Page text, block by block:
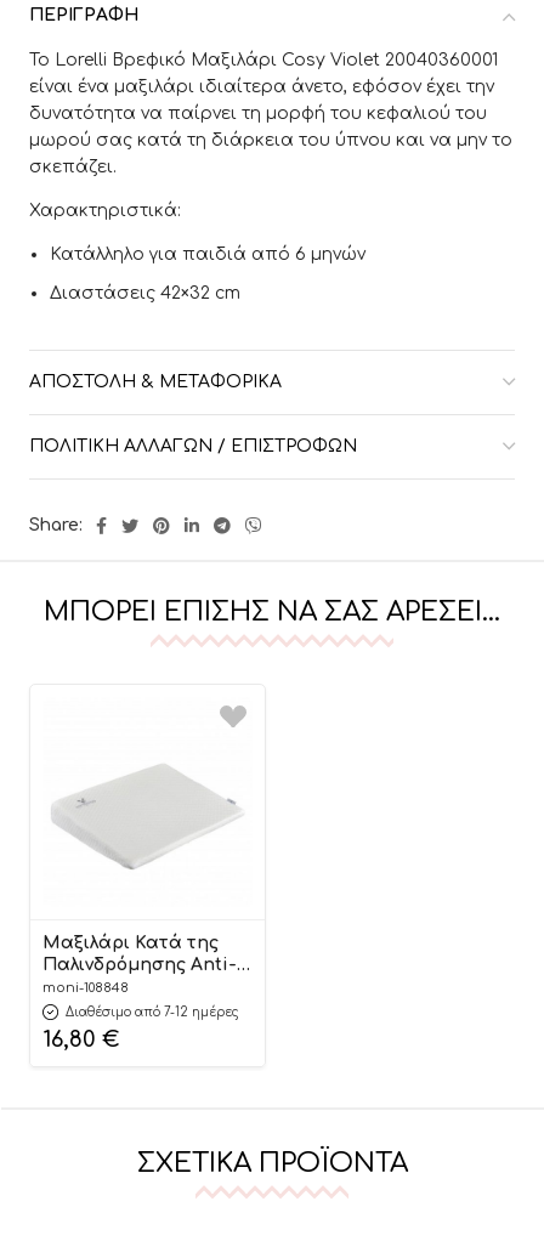
ΠΕΡΙΓΡΑΦΉ
Το Lorelli Βρεφικό Μαξιλάρι Cosy Violet 20040360001
είναι ένα μαξιλάρι ιδιαίτερα άνετο, εφόσον έχει την
δυνατότητα να παίρνει τη μορφή του κεφαλιού του
μωρού σας κατά τη διάρκεια του ύπνου και να μην το
σκεπάζει.
Χαρακτηριστικά:
Κατάλληλο για παιδιά από 6 μηνών
Διαστάσεις 42×32 cm
ΑΠΟΣΤΟΛΉ & ΜΕΤΑΦΟΡΙΚΆ
ΠΟΛΙΤΙΚΉ ΑΛΛΑΓΏΝ / ΕΠΙΣΤΡΟΦΏΝ
Share:
ΜΠΟΡΕΊ ΕΠΊΣΗΣ ΝΑ ΣΑΣ ΑΡΈΣΕΙ…
Μαξιλάρι Κατά της
Παλινδρόμησης Anti-
Reflux Pillow Memory
Foam Adore
3800146268121 –
Cangaroo
moni-108848
Διαθέσιμο από 7-12 ημέρες
16,80 €
ΣΧΕΤΙΚΆ ΠΡΟΪΌΝΤΑ